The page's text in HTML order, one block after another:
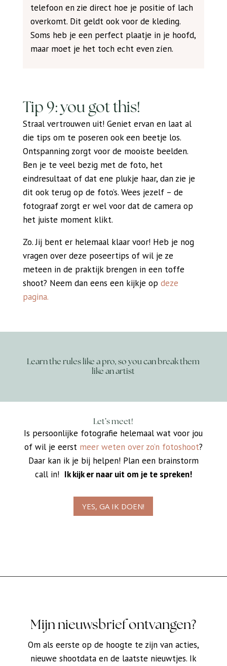
telefoon en zie direct hoe je positie of lach
overkomt. Dit geldt ook voor de kleding.
Soms heb je een perfect plaatje in je hoofd,
maar moet je het toch echt even zíen.
Tip 9: you got this!
Straal vertrouwen uit! Geniet ervan en laat al
die tips om te poseren ook een beetje los.
Ontspanning zorgt voor de mooiste beelden.
Ben je te veel bezig met de foto, het
eindresultaat of dat ene plukje haar, dan zie je
dit ook terug op de foto’s. Wees jezelf – de
fotograaf zorgt er wel voor dat de camera op
het juiste moment klikt.
Zo. Jij bent er helemaal klaar voor! Heb je nog
vragen over deze poseertips of wil je ze
meteen in de praktijk brengen in een toffe
shoot? Neem dan eens een kijkje op deze
pagina.
Learn the rules like a pro, so you can break them
like an artist
Let’s meet!
Is persoonlijke fotografie helemaal wat voor jou
of wil je eerst meer weten over zo’n fotoshoot?
Daar kan ik je bij helpen! Plan een brainstorm
call in! Ik kijk er naar uit om je te spreken!
YES, GA IK DOEN!
Mijn nieuwsbrief ontvangen?
Om als eerste op de hoogte te zijn van acties,
nieuwe shootdata en de laatste nieuwtjes. Ik